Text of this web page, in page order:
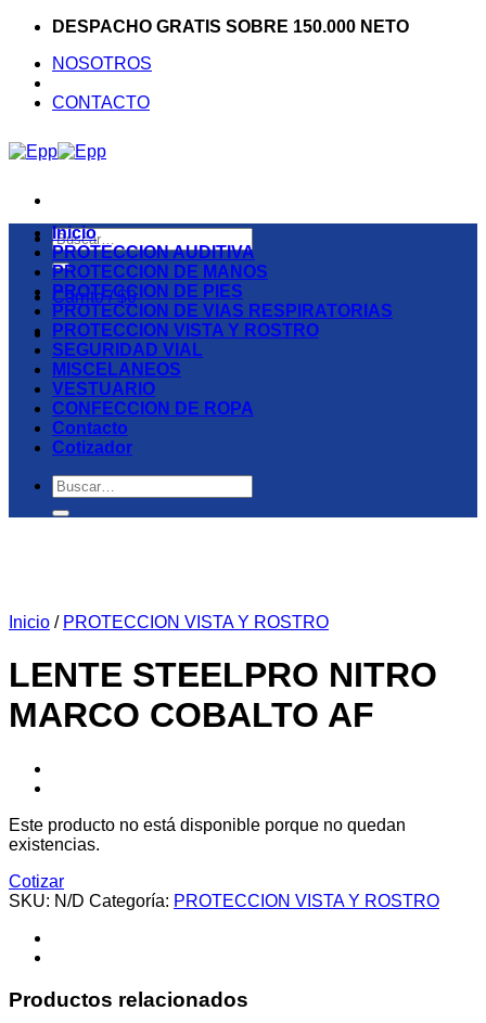
Saltar
contenido
DESPACHO GRATIS SOBRE 150.000 NETO
NOSOTROS
CONTACTO
Buscar
por:
Carrito /$0
Inicio
PROTECCION AUDITIVA
PROTECCION DE MANOS
PROTECCION DE PIES
PROTECCION DE VIAS RESPIRATORIAS
PROTECCION VISTA Y ROSTRO
SEGURIDAD VIAL
MISCELANEOS
VESTUARIO
CONFECCION DE ROPA
Contacto
Cotizador
Buscar
por:
Inicio / PROTECCION VISTA Y ROSTRO
LENTE STEELPRO NITRO
MARCO COBALTO AF
Este producto no está disponible porque no quedan
existencias.
Cotizar
SKU: N/D Categoría: PROTECCION VISTA Y ROSTRO
Productos relacionados